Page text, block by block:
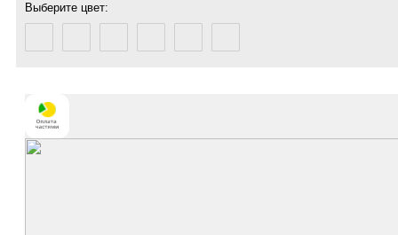
Выберите цвет: